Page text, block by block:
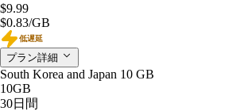
$9.99
$0.83/GB
低遅延
プラン詳細
South Korea and Japan 10 GB
10GB
30日間